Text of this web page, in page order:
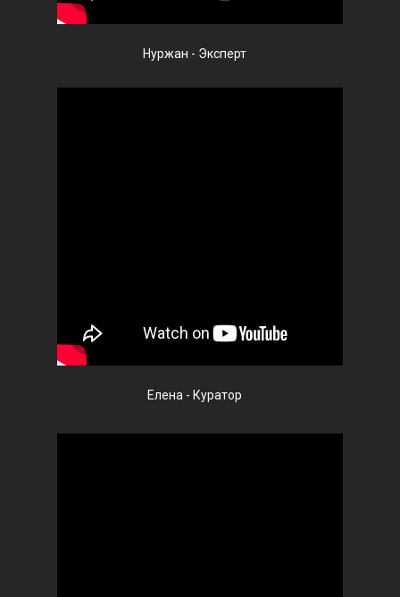
Нуржан - Эксперт
Елена - Куратор